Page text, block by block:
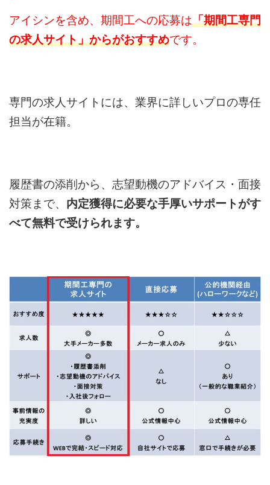
アイシンを含め、期間工への応募は「期間工専門
の求人サイト」からがおすすめです。
専門の求人サイトには、業界に詳しいプロの専任
担当が在籍。
履歴書の添削から、志望動機のアドバイス・面接
対策まで、 内定獲得に必要な手厚いサポートがす
べて無料で受けられます。